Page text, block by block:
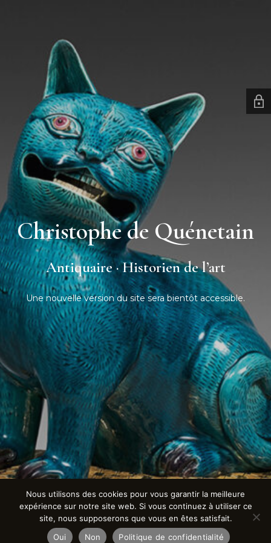
Christophe de Quénetain
Antiquaire · Historien de l’art
Une nouvelle version du site sera bientôt accessible.
Nous utilisons des cookies pour vous garantir la meilleure
expérience sur notre site web. Si vous continuez à utiliser ce
site, nous supposerons que vous en êtes satisfait.
Oui
Non Politique de confidentialité